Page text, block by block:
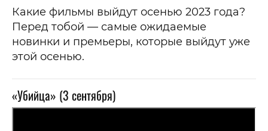
Какие фильмы выйдут осенью 2023 года?
Перед тобой — самые ожидаемые
новинки и премьеры, которые выйдут уже
этой осенью.
«Убийца» (3 сентября)